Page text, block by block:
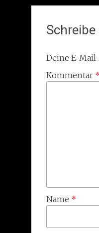
Deine E-
Kommentar *
Name *